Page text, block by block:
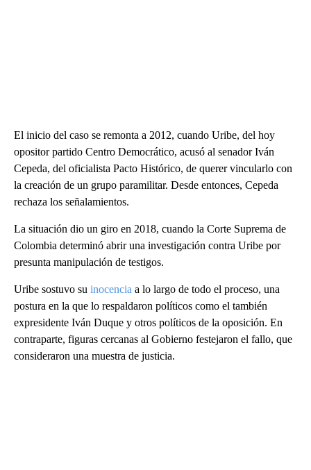
El inicio del caso se remonta a 2012, cuando Uribe, del hoy
opositor partido Centro Democrático, acusó al senador Iván
Cepeda, del oficialista Pacto Histórico, de querer vincularlo con
la creación de un grupo paramilitar. Desde entonces, Cepeda
rechaza los señalamientos.
La situación dio un giro en 2018, cuando la Corte Suprema de
Colombia determinó abrir una investigación contra Uribe por
presunta manipulación de testigos.
Uribe sostuvo su inocencia a lo largo de todo el proceso, una
postura en la que lo respaldaron políticos como el también
expresidente Iván Duque y otros políticos de la oposición. En
contraparte, figuras cercanas al Gobierno festejaron el fallo, que
consideraron una muestra de justicia.